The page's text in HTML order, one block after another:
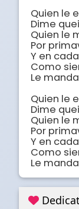
Quien le
Dime
Quien le
Por
Y en
Como
Le
Quien le
Dime
Quien le
Por
Y en
Como
Le